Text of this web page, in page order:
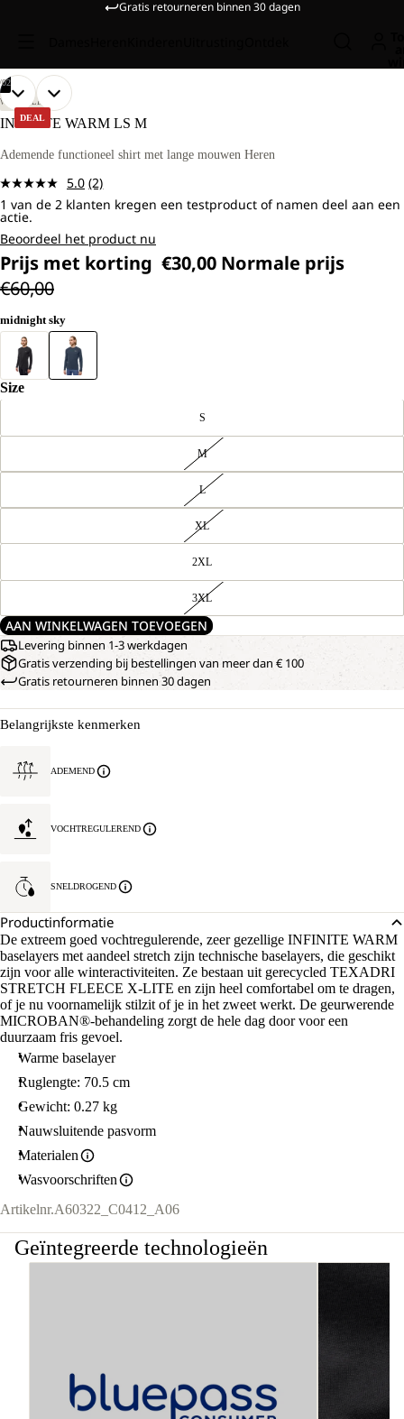
Gratis retourneren binnen 30 dagen
DEAL
ONS
MODEL
IS
CM
EN
DRAAGT
MAAT
02
AFBEELDING
OPENEN
VOLLEDIG
ONS
MODEL
IS
CM
EN
DRAAGT
MAAT
AFBEELDING
OPENEN
VOLLEDIG
WANDELEN
INFINITE WARM LS M
Ademende functioneel shirt met lange mouwen Heren
5.0 Lees
2
Dezelfde
paginalink.
(2)
1 van de 2 klanten kregen een testproduct of namen deel aan een
actie.
Beoordeel het product nu
Prijs met korting €30,00 Normale prijs
€60,00
midnight sky
Size
S
M
L
XL
2XL
3XL
AAN WINKELWAGEN TOEVOEGEN
Levering binnen 1-3 werkdagen
Gratis verzending bij bestellingen van meer dan € 100
Gratis retourneren binnen 30 dagen
Belangrijkste kenmerken
ADEMEND
VOCHTREGULEREND
SNELDROGEND
Productinformatie
De extreem goed vochtregulerende, zeer gezellige INFINITE WARM
baselayers met aandeel stretch zijn technische baselayers, die geschikt
zijn voor alle winteractiviteiten. Ze bestaan uit gerecycled TEXADRI
STRETCH FLEECE X-LITE en zijn heel comfortabel om te dragen,
of je nu voornamelijk stilzit of je in het zweet werkt. De geurwerende
MICROBAN®-behandeling zorgt de hele dag door voor een
duurzaam fris gevoel.
Warme baselayer
Ruglengte: 70.5 cm
Gewicht: 0.27 kg
Nauwsluitende pasvorm
Materialen
Wasvoorschriften
Artikelnr.A60322_C0412_A06
Geïntegreerde technologieën